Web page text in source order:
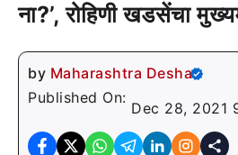
ना?’, रोहिणी खडसेंचा
by Maharashtra Desha
Published On:
Dec 28, 2021